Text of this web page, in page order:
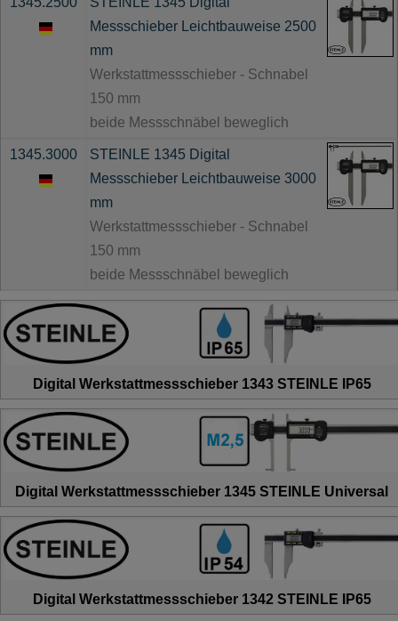
Messschieber Leichtbauweise 2500
mm
Werkstattmessschieber - Schnabel
150 mm
beide Messschnäbel beweglich
1345.3000
STEINLE 1345 Digital
Messschieber Leichtbauweise 3000
mm
Werkstattmessschieber - Schnabel
150 mm
beide Messschnäbel beweglich
Digital Werkstattmessschieber 1343 STEINLE IP65
Digital Werkstattmessschieber 1345 STEINLE Universal
Digital Werkstattmessschieber 1342 STEINLE IP65